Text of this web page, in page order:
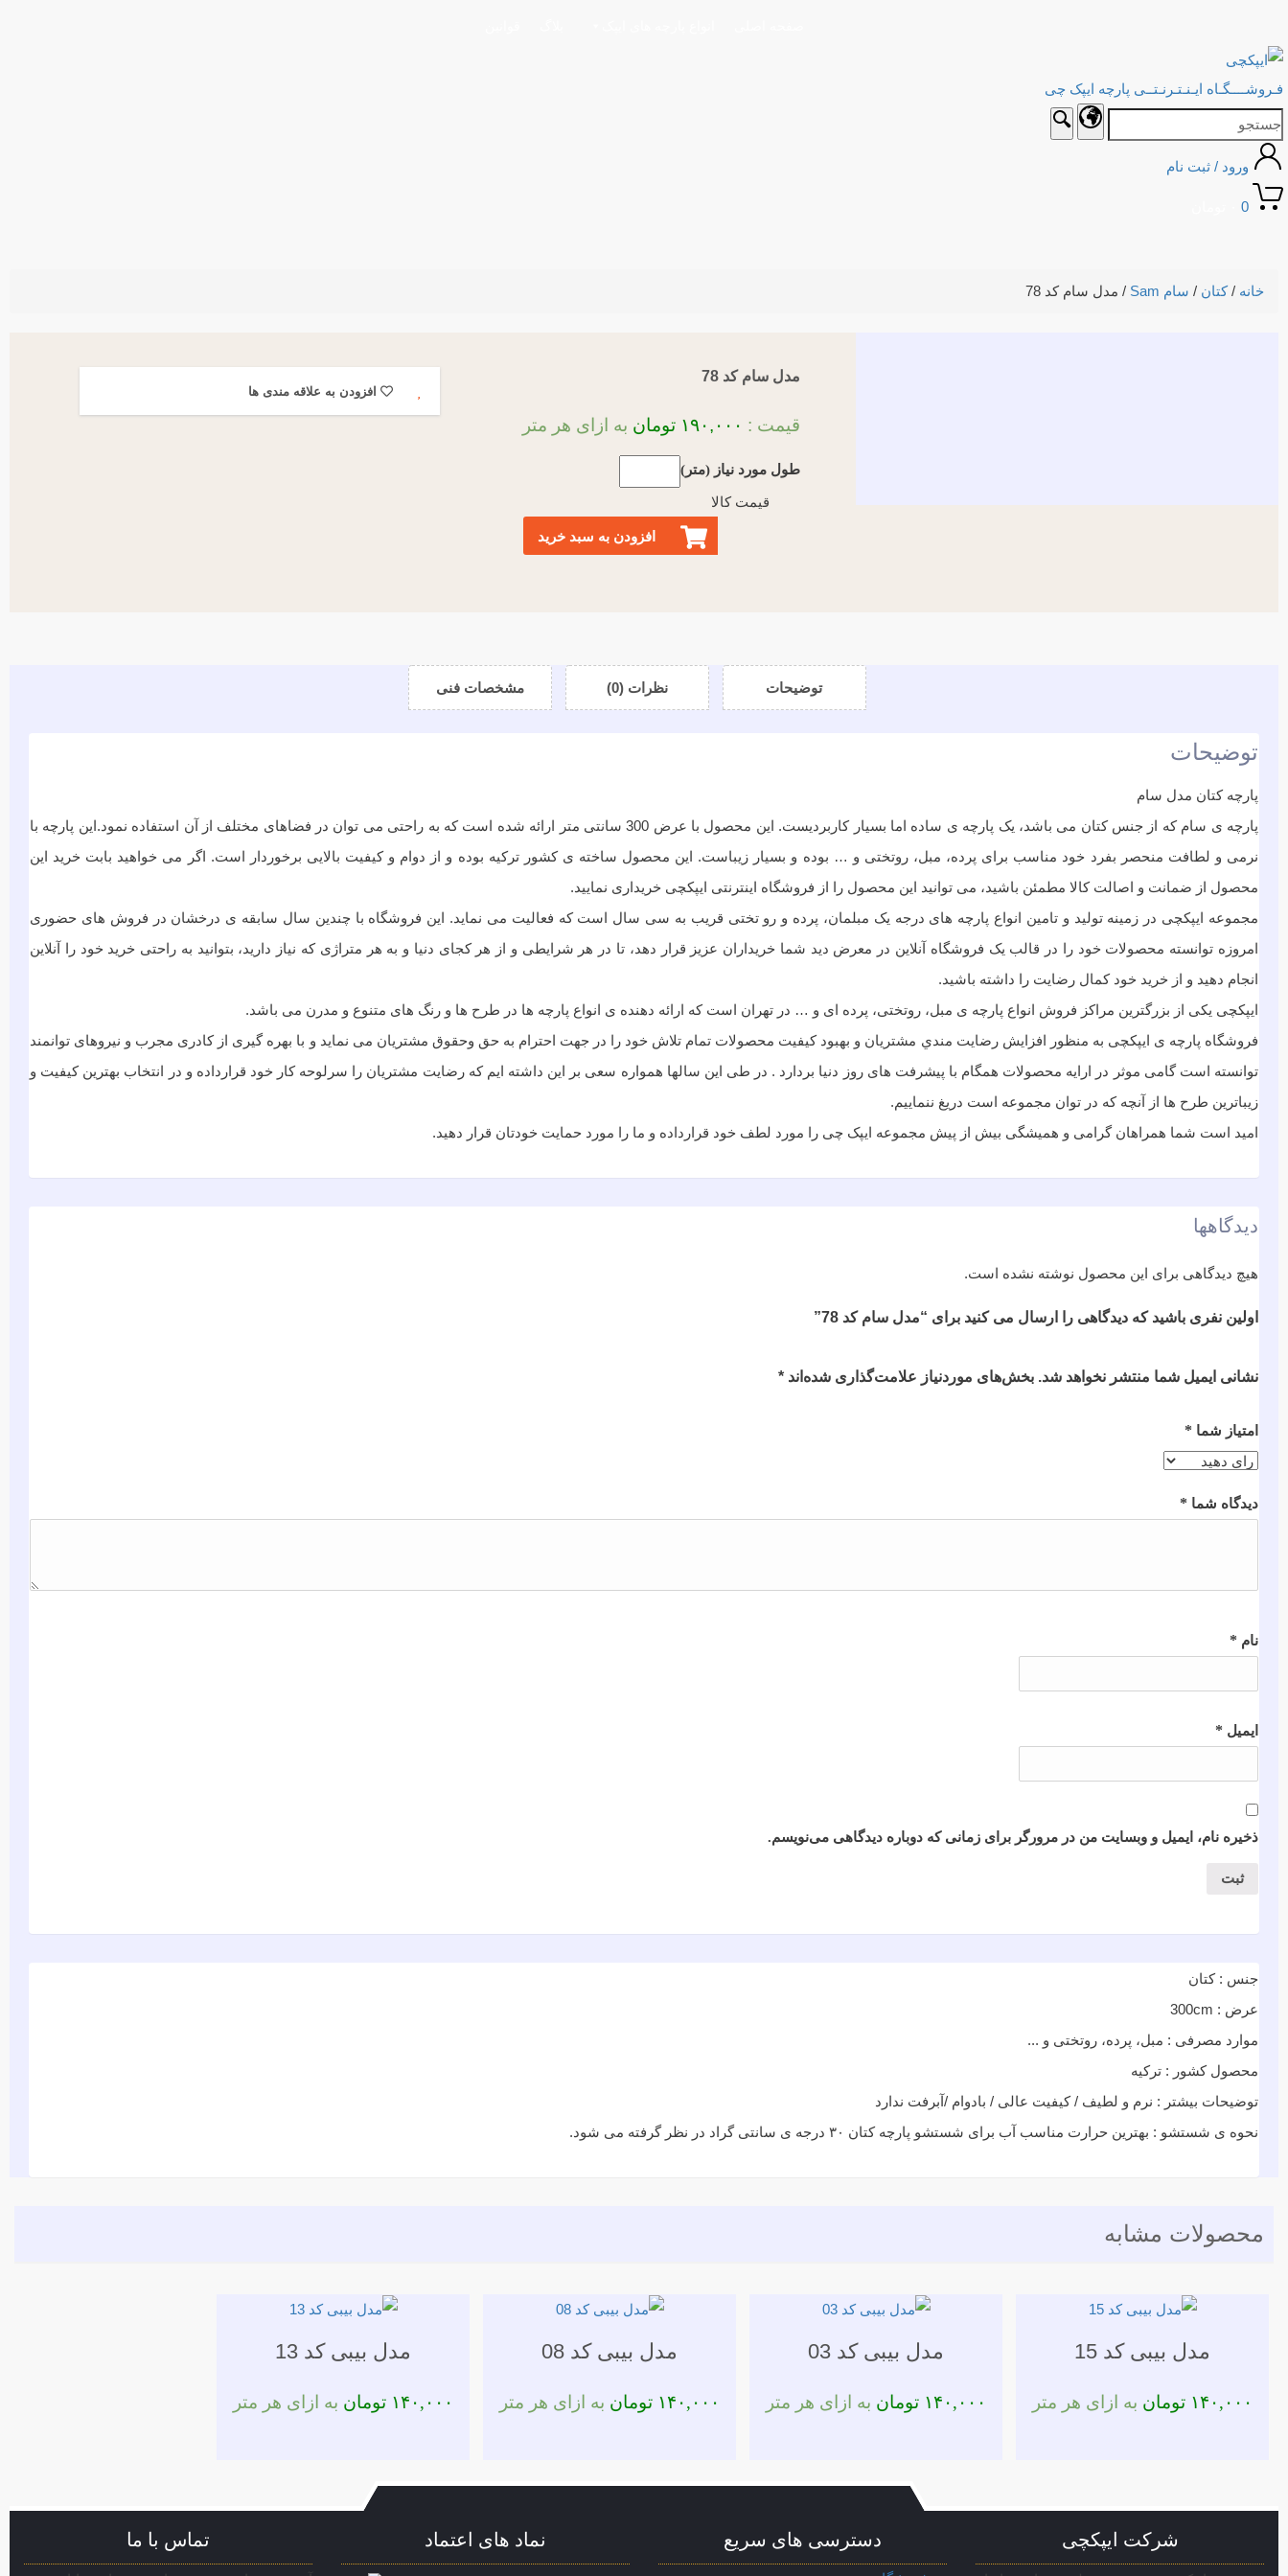
فـروشــــگـاه ایـنـتـرنـتــی پارچه ایپک چی
ورود / ثبت نام
0
خانه /کتان / سام Sam / مدل سام کد 78
مدل سام کد 78
قیمت : ۱۹۰,۰۰۰ تومان به ازای هر متر
طول مورد نیاز (متر)
قیمت کالا
افزودن به سبد خرید
افزودن به علاقه مندی ها
توضیحات نظرات (0) مشخصات فنی
توضیحات
پارچه کتان مدل سام
پارچه ی سام که از جنس کتان می باشد، یک پارچه ی ساده اما بسیار کاربردیست. این محصول با عرض 300 سانتی متر ارائه شده است که به راحتی می توان در فضاهای مختلف از آن استفاده نمود.این پارچه با
نرمی و لطافت منحصر بفرد خود مناسب برای پرده، مبل، روتختی و … بوده و بسیار زیباست. این محصول ساخته ی کشور ترکیه بوده و از دوام و کیفیت بالایی برخوردار است. اگر می خواهید بابت خرید این
محصول از ضمانت و اصالت کالا مطمئن باشید، می توانید این محصول را از فروشگاه اینترنتی ایپکچی خریداری نمایید.
مجموعه ایپکچی در زمینه تولید و تامین انواع پارچه های درجه یک مبلمان، پرده و رو تختی قریب به سی سال است که فعالیت می نماید. این فروشگاه با چندین سال سابقه ی درخشان در فروش های حضوری
امروزه توانسته محصولات خود را در قالب یک فروشگاه آنلاین در معرض دید شما خریداران عزیز قرار دهد، تا در هر شرایطی و از هر کجای دنیا و به هر متراژی که نیاز دارید، بتوانید به راحتی خرید خود را آنلاین
انجام دهید و از خرید خود کمال رضایت را داشته باشید.
ایپکچی یکی از بزرگترین مراکز فروش انواع پارچه ی مبل، روتختی، پرده ای و … در تهران است که ارائه دهنده ی انواع پارچه ها در طرح ها و رنگ های متنوع و مدرن می باشد.
فروشگاه پارچه ی ایپکچی به منظور افزايش رضايت مندي مشتريان و بهبود کيفيت محصولات تمام تلاش خود را در جهت احترام به حق وحقوق مشتريان می نماید و با بهره گیری از کادری مجرب و نیروهای توانمند
توانسته است گامی موثر در ارايه محصولات همگام با پیشرفت های روز دنیا بردارد . در طی این سالها همواره سعی بر این داشته ایم که رضایت مشتریان را سرلوحه کار خود قرارداده و در انتخاب بهترین کیفیت و
زیباترین طرح ها از آنچه که در توان مجموعه است دریغ ننماییم.
امید است شما همراهان گرامی و همیشگی بیش از پیش مجموعه ایپک چی را مورد لطف خود قرارداده و ما را مورد حمایت خودتان قرار دهید.
دیدگاهها
هیچ دیدگاهی برای این محصول نوشته نشده است.
اولین نفری باشید که دیدگاهی را ارسال می کنید برای “مدل سام کد 78”
نشانی ایمیل شما منتشر نخواهد شد. بخش‌های موردنیاز علامت‌گذاری شده‌اند *
امتیاز شما *
دیدگاه شما *
نام *
ایمیل *
ذخیره نام، ایمیل و وبسایت من در مرورگر برای زمانی که دوباره دیدگاهی می‌نویسم.
جنس : کتان
عرض : 300cm
موارد مصرفی : مبل، پرده، روتختی و ...
محصول کشور : ترکیه
توضیحات بیشتر : نرم و لطیف / کیفیت عالی / بادوام /آبرفت ندارد
نحوه ی شستشو : بهترین حرارت مناسب آب برای شستشو پارچه کتان ۳۰ درجه ی سانتی گراد در نظر گرفته می شود.
محصولات مشابه
مدل بیبی کد 15
۱۴۰,۰۰۰ تومان به ازای هر متر
مدل بیبی کد 03
۱۴۰,۰۰۰ تومان به ازای هر متر
مدل بیبی کد 08
۱۴۰,۰۰۰ تومان به ازای هر متر
مدل بیبی کد 13
۱۴۰,۰۰۰ تومان به ازای هر متر
شرکت ایپکچی دسترسی های سریع نماد های اعتماد تماس با ما